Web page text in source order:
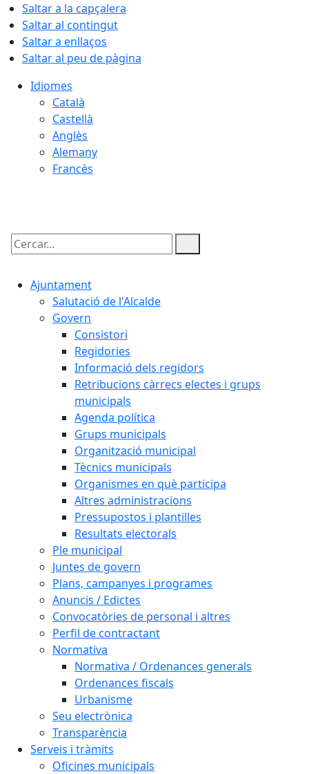
Saltar a la capçalera
Saltar al contingut
Saltar a enllaços
Saltar al peu de pàgina
Idiomes
Català
Castellà
Anglès
Alemany
Francès
Cercar:
Ajuntament
Salutació de l'Alcalde
Govern
Consistori
Regidories
Informació dels regidors
Retribucions càrrecs electes i grups
municipals
Agenda política
Grups municipals
Organització municipal
Tècnics municipals
Organismes en què participa
Altres administracions
Pressupostos i plantilles
Resultats electorals
Ple municipal
Juntes de govern
Plans, campanyes i programes
Anuncis / Edictes
Convocatòries de personal i altres
Perfil de contractant
Normativa
Normativa / Ordenances generals
Ordenances fiscals
Urbanisme
Seu electrònica
Transparència
Serveis i tràmits
Oficines municipals